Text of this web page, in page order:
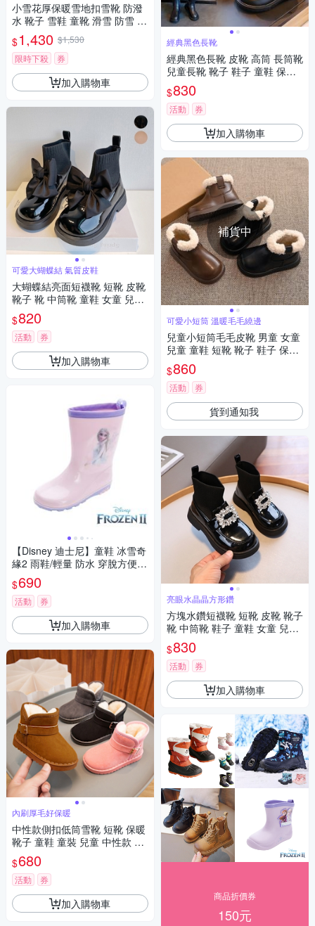
小雪花厚保暖雪地扣雪靴 防潑
水 靴子 雪鞋 童靴 滑雪 防雪 冰
爪 防潑水 兒童雪靴 日本 兒童
女童 男童 大童 橘魔法 現貨【B
B8923】
$1,430 $1,530
限時下殺
券
加入購物車
可愛大蝴蝶結 氣質皮鞋
大蝴蝶結亮面短襪靴 短靴 皮靴
靴子 靴 中筒靴 童鞋 女童 兒童
橘魔法 現貨【BB8693】
$820
活動 券
加入購物車
【Disney 迪士尼】童鞋 冰雪奇
緣2 雨鞋/輕量 防水 穿脫方便
粉紫(FNKL51477)
$690
活動 券
加入購物車
內刷厚毛好保暖
中性款側扣低筒雪靴 短靴 保暖
靴子 童鞋 童裝 兒童 中性款 男
童 女童【BB7025】
$680
活動 券
加入購物車
經典黑色長靴
經典黑色長靴 皮靴 高筒 長筒靴
兒童長靴 靴子 鞋子 童鞋 保暖
女童 兒童 大童 橘魔法 現貨【B
B8942】
$830
活動 券
加入購物車
補貨中
可愛小短筒 溫暖毛毛繞邊
兒童小短筒毛毛皮靴 男童 女童
兒童 童鞋 短靴 靴子 鞋子 保暖
橘魔法 現貨【BB9159】
$860
活動 券
貨到通知我
亮眼水晶晶方形鑽
方塊水鑽短襪靴 短靴 皮靴 靴子
靴 中筒靴 鞋子 童鞋 女童 兒童
童裝 橘魔法 現貨【BB8829】
$830
活動 券
加入購物車
商品折價券
150元